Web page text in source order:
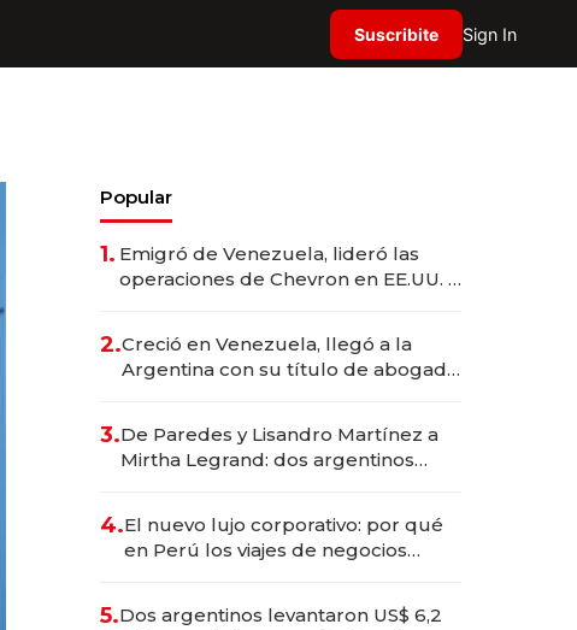
Suscribite Sign In
Popular
1. Emigró de Venezuela, lideró las
operaciones de Chevron en EE.UU. y
2.Creció en Venezuela, llegó a la
Argentina con su título de abogado
marcas "fast premium"
3.De Paredes y Lisandro Martínez a
Mirtha Legrand: dos argentinos
4.El nuevo lujo corporativo: por qué
en Perú los viajes de negocios
5.Dos argentinos levantaron US$ 6,2